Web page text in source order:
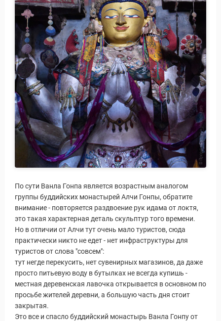
Статьи
По сути Ванла Гонпа является возрастным аналогом
группы буддийских монастырей Алчи Гонпы, обратите
внимание - повторяется раздвоение рук идама от локтя,
это такая характерная деталь скульптур того времени.
Но в отличии от Алчи тут очень мало туристов, сюда
практически никто не едет - нет инфраструктуры для
туристов от слова "совсем":
тут негде перекусить, нет сувенирных магазинов, да даже
просто питьевую воду в бутылках не всегда купишь -
местная деревенская лавочка открывается в основном по
просьбе жителей деревни, а большую часть дня стоит
закрытая.
Это все и спасло буддийский монастырь Ванла Гонпу от